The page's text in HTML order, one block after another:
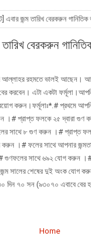
এবার জন্ম তারিখ বেরকরুন গানিতিক
বেরকরুন
রহমতে ভালই আছেন।
বের করবেন। এটা একটা
করুন।ফর্মূলাঃ*.# প্রথমে
।# প্রাপ্ত ফলকে ২৫ দ্বারা
সাথে ৮ গুণ করুন ।# প্রাপ্ত
করুন ।# ফলের সাথে আপনার
গুণফলের সাথে ৬৯২ যোগ করুন
সালের শেষের দুই অংক যোগ
৭০ সন (৯৩০৭০ এবাবে বের
Home